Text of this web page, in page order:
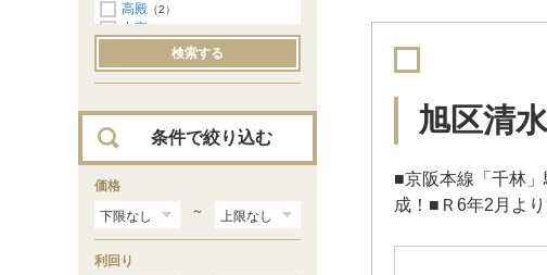
旭区清
■京阪本線「千林
成！■Ｒ6年2月よ
高殿 （2）
中宮
検索する
条件で絞り込む
価格
～
利回り